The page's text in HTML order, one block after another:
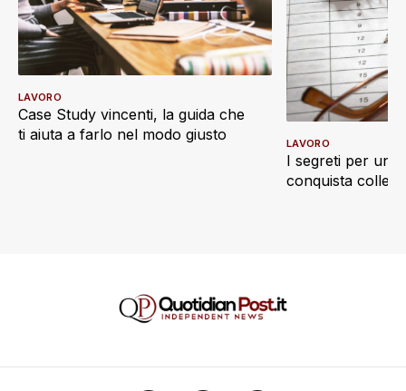
Case Study vincenti, la guida che
ti aiuta a farlo nel modo giusto
LAVORO
I segreti per un
conquista
LAVORO